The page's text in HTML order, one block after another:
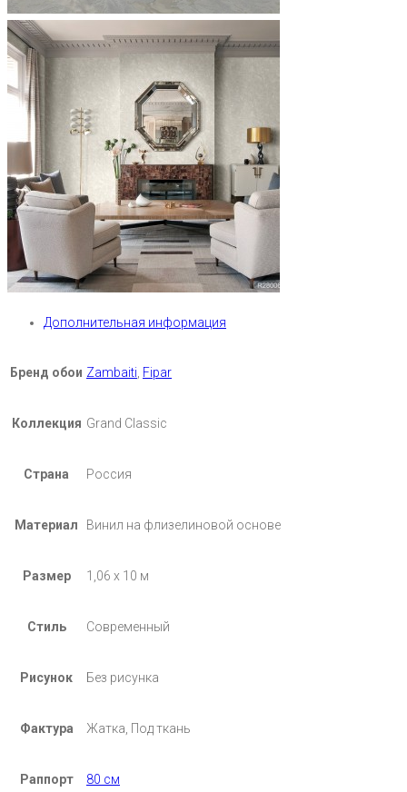
Дополнительная информация
Бренд обои Zambaiti Fipar
Коллекция Grand Classic
Страна Россия
Материал Винил на флизелиновой основе
Размер 1,06 х 10 м
Стиль Современный
Рисунок Без рисунка
Фактура Жатка, Под ткань
Раппорт 80 см